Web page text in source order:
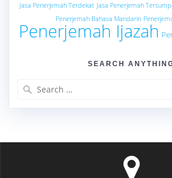
Jasa Penerjemah Terdekat Jasa Penerjemah
Penerjemah Bahasa Mandarin
Penerjemah Ijazah
SEARCH